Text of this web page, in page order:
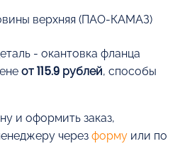
верхняя (ПАО-КАМАЗ)
- окантовка фланца
от 115.9 рублей, способы
и оформить заказ,
через форму или по